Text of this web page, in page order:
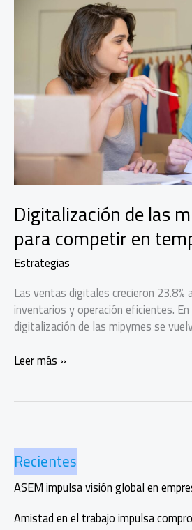
Digitalización de las
para competir en
Estrategias
Las ventas digitales crecieron 23.8%
inventarios y operación eficientes.
digitalización de las mipymes se
Digitalización
para
competir
en
temporada
alta
Leer más »
Recientes
ASEM impulsa visión global en
Amistad en el trabajo impulsa